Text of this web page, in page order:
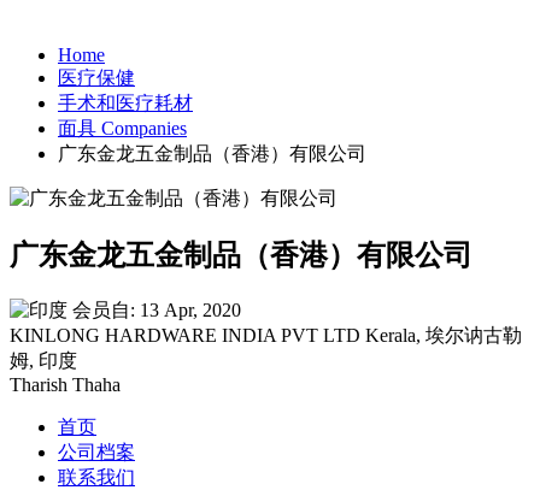
Home
医疗保健
手术和医疗耗材
面具 Companies
广东金龙五金制品（香港）有限公司
广东金龙五金制品（香港）有限公司
会员自: 13 Apr, 2020
KINLONG HARDWARE INDIA PVT LTD Kerala, 埃尔讷古勒
姆, 印度
Tharish Thaha
首页
公司档案
联系我们